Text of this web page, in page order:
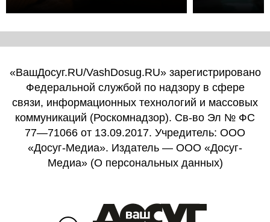
«ВашДосуг.RU/VashDosug.RU» зарегистрировано
Федеральной службой по надзору в сфере
связи, информационных технологий и массовых
коммуникаций (Роскомнадзор). Св-во Эл № ФС
77—71066 от 13.09.2017. Учредитель: ООО
«Досуг-Медиа». Издатель — ООО «Досуг-
Медиа» (О персональных данных)